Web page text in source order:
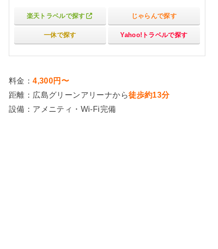
楽天トラベルで探す じゃらんで探す
一休で探す Yahoo!トラベルで探す
料金：4,300円〜
距離：広島グリーンアリーナから徒歩約13分
設備：アメニティ・Wi-Fi完備